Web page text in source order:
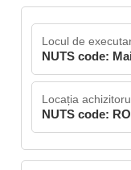
Locul de
NUTS code:
Locația
NUTS code: